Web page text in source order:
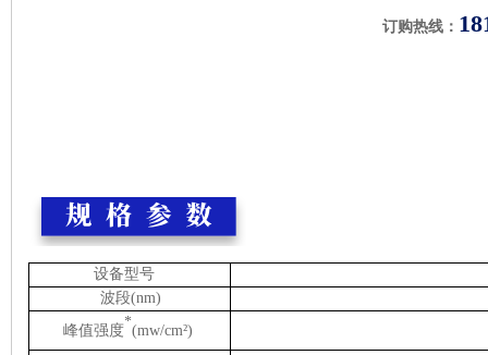
订购热线：
设备型号
波段(nm)
峰值强度
*
(mw/cm²)